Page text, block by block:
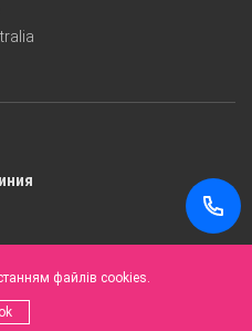
файлів cookies.
ok